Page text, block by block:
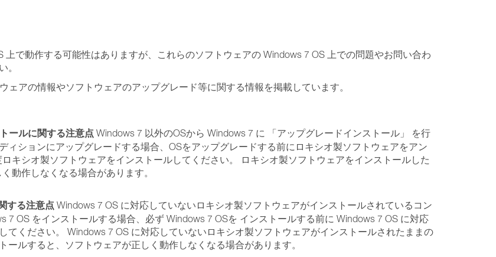
上で動作する可能性はありますが、これらのソフトウェアの Windows 7 OS 上での問題やお問い合わ
。
ェアの情報やソフトウェアのアップグレード等に関する情報を掲載しています。
ールに関する注意点 Windows 7 以外のOSから Windows 7 に 「アップグレードインストール」 を行
ィションにアップグレードする場合、OSをアップグレードする前にロキシオ製ソフトウェアをアン
キシオ製ソフトウェアをインストールしてください。 ロキシオ製ソフトウェアをインストールした
動作しなくなる場合があります。
する注意点 Windows 7 OS に対応していないロキシオ製ソフトウェアがインストールされているコン
7 OS をインストールする場合、必ず Windows 7 OSを インストールする前に Windows 7 OS に対応
てください。 Windows 7 OS に対応していないロキシオ製ソフトウェアがインストールされたままの
ルすると、ソフトウェアが正しく動作しなくなる場合があります。